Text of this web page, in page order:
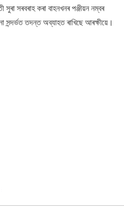
সৰবৰাহ কৰা বাহনখনৰ পঞ্জীয়ন নম্বৰ
তদন্ত অব্যাহত ৰাখিছে আৰক্ষীয়ে।